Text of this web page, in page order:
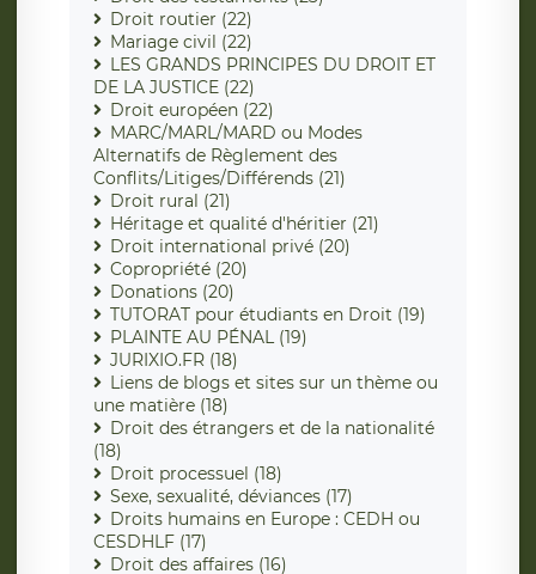
Droit routier (22)
Mariage civil (22)
LES GRANDS PRINCIPES DU DROIT ET
DE LA JUSTICE (22)
Droit européen (22)
MARC/MARL/MARD ou Modes
Alternatifs de Règlement des
Conflits/Litiges/Différends (21)
Droit rural (21)
Héritage et qualité d'héritier (21)
Droit international privé (20)
Copropriété (20)
Donations (20)
TUTORAT pour étudiants en Droit (19)
PLAINTE AU PÉNAL (19)
JURIXIO.FR (18)
Liens de blogs et sites sur un thème ou
une matière (18)
Droit des étrangers et de la nationalité
(18)
Droit processuel (18)
Sexe, sexualité, déviances (17)
Droits humains en Europe : CEDH ou
CESDHLF (17)
Droit des affaires (16)